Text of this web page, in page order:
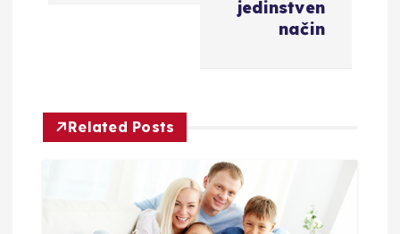
jedinstven
način
Related Posts